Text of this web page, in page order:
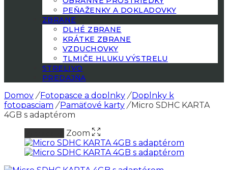
PEŇAŽENKY A DOKLADOVKY
ZBRANE
DLHÉ ZBRANE
KRÁTKE ZBRANE
VZDUCHOVKY
TLMIČE HLUKU VÝSTRELU
STRELIVO
PREDAJŇA
Domov / Fotopasce a doplnky / Doplnky k
fotopasciam / Pamäťové karty /Micro SDHC KARTA
4GB s adaptérom
Zoom